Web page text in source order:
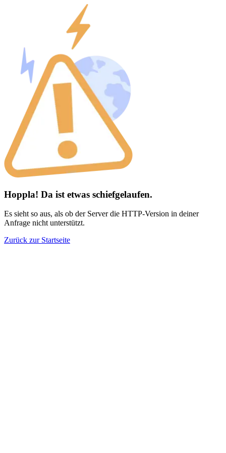
Hoppla! Da ist etwas schiefgelaufen.
Es sieht so aus, als ob der Server die HTTP-Version in deiner
Anfrage nicht unterstützt.
Zurück zur Startseite